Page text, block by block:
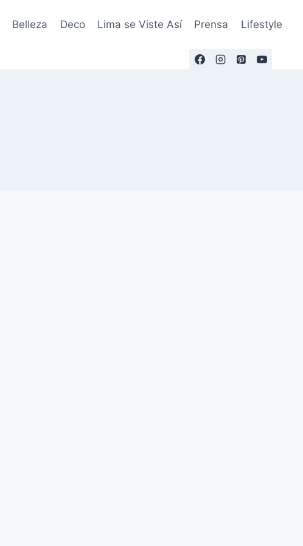
Belleza Deco Lima se Viste Así Prensa Lifestyle